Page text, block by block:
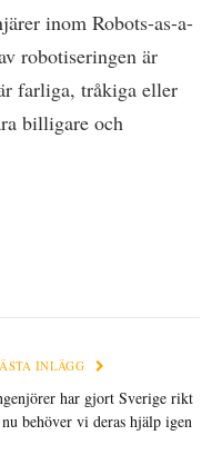
inom Robots-as-a-
robotiseringen är
farliga, tråkiga eller
billigare och
INLÄGG
har gjort Sverige rikt
behöver vi deras hjälp igen